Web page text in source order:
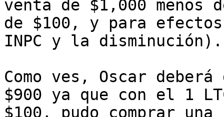
venta de $1,000
de $100, y para
INPC y la disminución).
Como ves, Oscar
$900 ya que con el 1